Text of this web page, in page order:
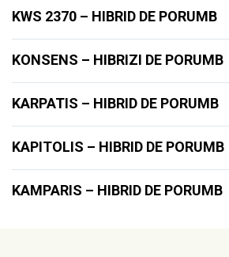
KWS 2370 – HIBRID DE PORUMB
KONSENS – HIBRIZI DE PORUMB
KARPATIS – HIBRID DE PORUMB
KAPITOLIS – HIBRID DE PORUMB
KAMPARIS – HIBRID DE PORUMB